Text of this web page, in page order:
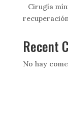
Cirugía
Recent
No hay